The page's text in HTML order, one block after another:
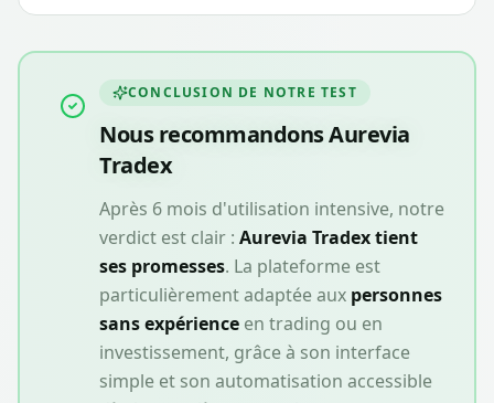
CONCLUSION DE NOTRE TEST
Nous recommandonsAurevia
Tradex
Après 6 mois d'utilisation intensive, notre
verdict est clair : Aurevia Tradextient
ses promesses. La plateforme est
particulièrement adaptée aux personnes
sans expérience en trading ou en
investissement, grâce à son interface
simple et son automatisation accessible